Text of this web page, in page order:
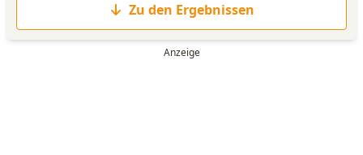
Zu den Ergebnissen